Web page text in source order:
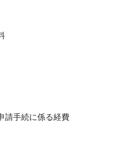
請手続に係る経費